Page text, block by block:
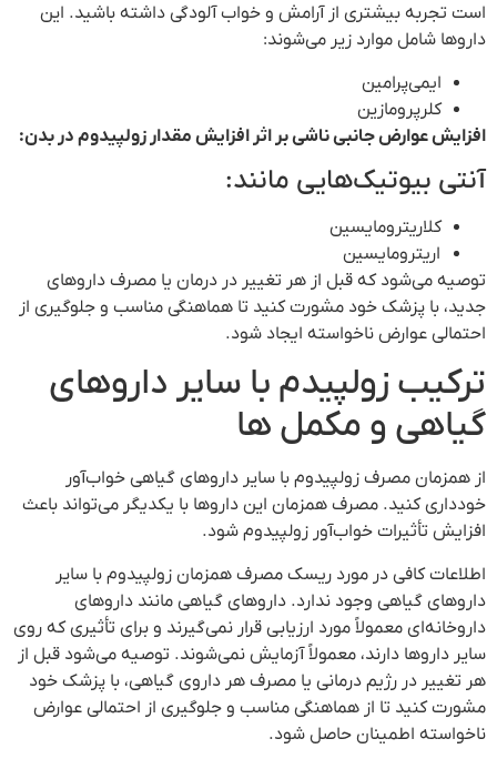
است تجربه بیشتری از آرامش و خواب آلودگی داشته باشید. این
داروها شامل موارد زیر می‌شوند:
ایمی‌پرامین
کلرپرومازین
افزایش عوارض جانبی ناشی بر اثر افزایش مقدار زولپیدوم در بدن:
آنتی بیوتیک‌هایی مانند:
کلاریترومایسین
اریترومایسین
توصیه می‌شود که قبل از هر تغییر در درمان یا مصرف داروهای
جدید، با پزشک خود مشورت کنید تا هماهنگی مناسب و جلوگیری از
احتمالی عوارض ناخواسته ایجاد شود.
ترکیب زولپیدم با سایر داروهای
گیاهی و مکمل ها
از همزمان مصرف زولپیدوم با سایر داروهای گیاهی خواب‌آور
خودداری کنید. مصرف همزمان این داروها با یکدیگر می‌تواند باعث
افزایش تأثیرات خواب‌آور زولپیدوم شود.
اطلاعات کافی در مورد ریسک مصرف همزمان زولپیدوم با سایر
داروهای گیاهی وجود ندارد. داروهای گیاهی مانند داروهای
داروخانه‌ای معمولاً مورد ارزیابی قرار نمی‌گیرند و برای تأثیری که روی
سایر داروها دارند، معمولاً آزمایش نمی‌شوند. توصیه می‌شود قبل از
هر تغییر در رژیم درمانی یا مصرف هر داروی گیاهی، با پزشک خود
مشورت کنید تا از هماهنگی مناسب و جلوگیری از احتمالی عوارض
ناخواسته اطمینان حاصل شود.